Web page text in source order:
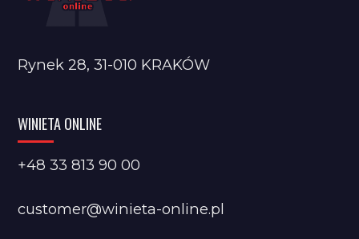
Rynek 28, 31-010 KRAKÓW
WINIETA ONLINE
+48 33 813 90 00
customer@winieta-online.pl